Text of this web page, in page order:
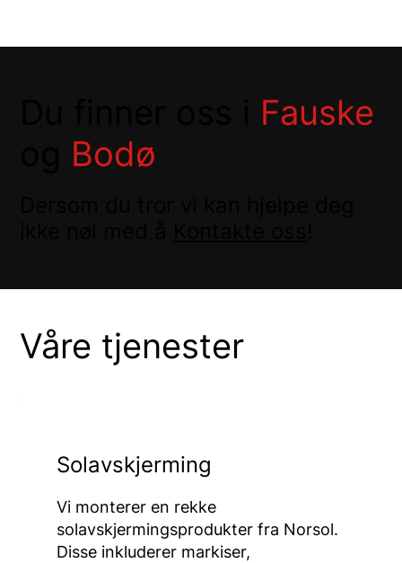
Solavskjerming
Vi monterer en rekke
solavskjermingsprodukter fra Norsol.
Disse inkluderer markiser,
Våre tjenester
Fauske
Bodø